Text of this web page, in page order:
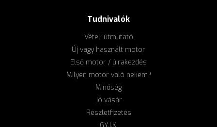
Tudnivalók
Vételi útmutató
Új vagy használt motor
Első motor / újrakezdés
Milyen motor való nekem?
Minőség
Jó vásár
Részletfizetés
GY.I.K.